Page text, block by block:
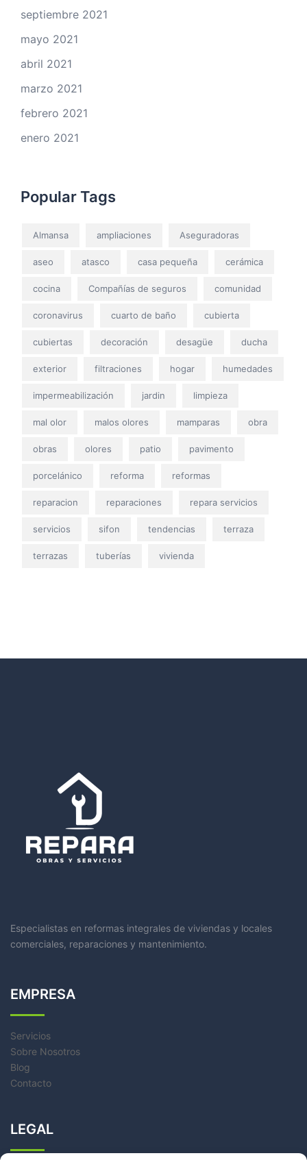
septiembre 2021
mayo 2021
abril 2021
marzo 2021
febrero 2021
enero 2021
Popular Tags
Almansa ampliaciones Aseguradoras
aseo atasco casa pequeña cerámica
cocina Compañías de seguros comunidad
coronavirus cuarto de baño cubierta
cubiertas decoración desagüe ducha
exterior filtraciones hogar humedades
impermeabilización jardin limpieza
mal olor malos olores mamparas obra
obras olores patio pavimento
porcelánico reforma reformas
reparacion reparaciones repara servicios
servicios sifon tendencias terraza
terrazas tuberías vivienda
Especialistas en reformas integrales de viviendas y locales
comerciales, reparaciones y mantenimiento.
EMPRESA
Servicios
Sobre Nosotros
Blog
Contacto
LEGAL